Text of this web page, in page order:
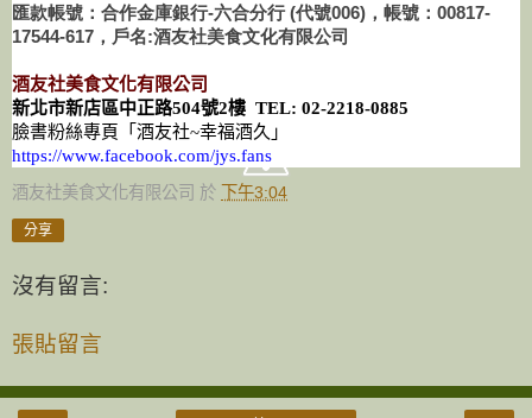
匯款帳號：合作金庫銀行-六合分行 (代號006)，帳號：00817-
17544-617，戶名:酒友社美食文化有限公司
酒友社美食文化有限公司
新北市新店區中正路504號2樓 TEL: 02-2218-0885
臉書粉絲專頁「酒友社~幸福酒久」
https://www.facebook.com/jys.fans
酒友社美食文化有限公司 於 下午3:04
分享
沒有留言:
張貼留言